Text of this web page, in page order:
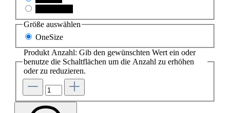
Größe auswählen
OneSize
Produkt Anzahl: Gib den gewünschten Wert ein oder
benutze die Schaltflächen um die Anzahl zu erhöhen
oder zu reduzieren.